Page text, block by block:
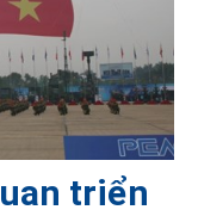
triển